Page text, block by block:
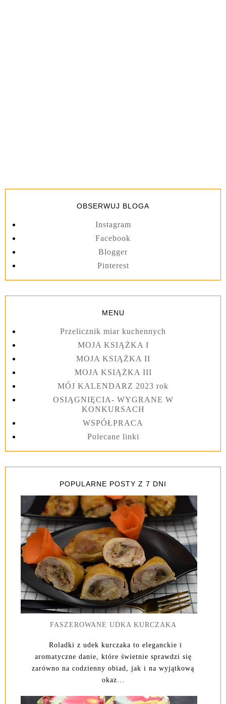
OBSERWUJ BLOGA
Instagram
Facebook
Blogger
Pinterest
MENU
Przelicznik miar kuchennych
MOJA KSIĄŻKA I
MOJA KSIĄŻKA II
MOJA KSIĄŻKA III
MÓJ KALENDARZ 2023 rok
OSIĄGNIĘCIA- WYGRANE W
KONKURSACH
WSPÓŁPRACA
Polecane linki
POPULARNE POSTY Z 7 DNI
FASZEROWANE UDKA KURCZAKA
Roladki z udek kurczaka to eleganckie i
aromatyczne danie, które świetnie sprawdzi się
zarówno na codzienny obiad, jak i na wyjątkową
okaz...